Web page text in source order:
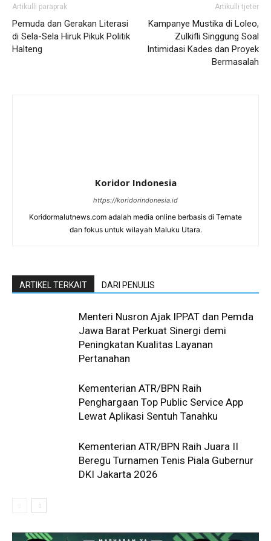
Artikulli paraprak
Pemuda dan Gerakan Literasi
di Sela-Sela Hiruk Pikuk Politik
Halteng
Artikulli tjetër
Kampanye Mustika di Loleo,
Zulkifli Singgung Soal
Intimidasi Kades dan Proyek
Bermasalah
Koridor Indonesia
https://koridorindonesia.id
Koridormalutnews.com adalah media online berbasis di Ternate
dan fokus untuk wilayah Maluku Utara.
ARTIKEL TERKAIT DARI PENULIS
Menteri Nusron Ajak IPPAT dan Pemda
Jawa Barat Perkuat Sinergi demi
Peningkatan Kualitas Layanan
Pertanahan
Kementerian ATR/BPN Raih
Penghargaan Top Public Service App
Lewat Aplikasi Sentuh Tanahku
Kementerian ATR/BPN Raih Juara II
Beregu Turnamen Tenis Piala Gubernur
DKI Jakarta 2026